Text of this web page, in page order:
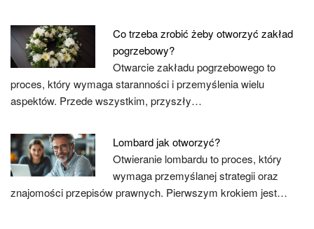
Co trzeba zrobić żeby otworzyć zakład
pogrzebowy?
Otwarcie zakładu pogrzebowego to
proces, który wymaga staranności i przemyślenia wielu
aspektów. Przede wszystkim, przyszły…
Lombard jak otworzyć?
Otwieranie lombardu to proces, który
wymaga przemyślanej strategii oraz
znajomości przepisów prawnych. Pierwszym krokiem jest…